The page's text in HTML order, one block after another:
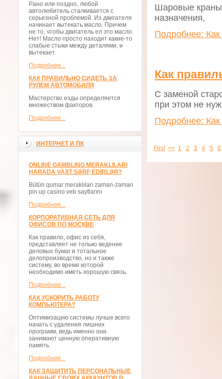
Рано или поздно, любой
автолюбитель сталкивается с
серьезной проблемой. Из двигателя
начинает вытекать масло. Причем
не то, чтобы двигатель ел это масло.
Нет! Масло просто находит какие-то
слабые стыки между деталями, и
вытекает.
Подробнее...
КАК ПРАВИЛЬНО СИДЕТЬ ЗА
РУЛЕМ АВТОМОБИЛЯ
Мастерство езды определяется
множеством факторов.
Подробнее...
ИНТЕРНЕТ И ПК
ONLINE GAMBLING MERAKLILARI
HARADA VAXT SƏRF EDIRLƏR?
Bütün qumar meraklıları zaman-zaman
pin up casino veb saytlarını
Подробнее...
КОРПОРАТИВНАЯ СЕТЬ ДЛЯ
ОФИСОВ ПО МОСКВЕ
Как правило, офис из себя,
представляет не только ведение
деловых бумаг и тотальное
делопроизводство, но и также
систему, во время которой
необходимо иметь хорошую связь.
Подробнее...
КАК УСКОРИТЬ РАБОТУ
КОМПЬЮТЕРА?
Оптимизацию системы лучше всего
начать с удаления лишних
программ, ведь именно они
занимают ценную оперативную
память.
Подробнее...
КАК ЗАЩИТИТЬ ПЕРСОНАЛЬНЫЕ
Шаровые краны
назначения,
Подробнее:
Как
С заменой
при этом не
Подробнее: Как
First << 1 2 3 4 5 6